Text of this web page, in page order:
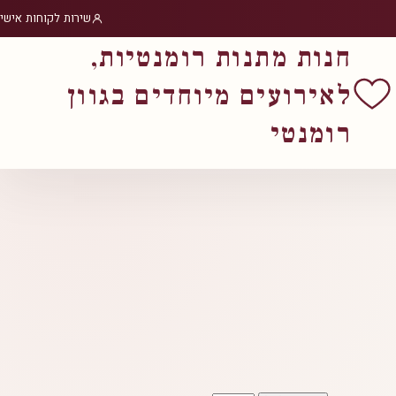
שירות לקוחות אישי
חנות מתנות רומנטיות,
לאירועים מיוחדים בגוון
רומנטי